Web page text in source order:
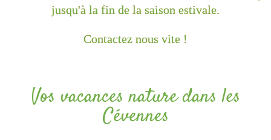
jusqu'à la fin de la saison estivale.
Contactez nous vite !
Vos vacances nature dans les
Cévennes